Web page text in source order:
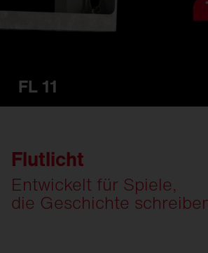
FL 11
Flutlicht
Entwickelt für Spiele,
die Geschichte